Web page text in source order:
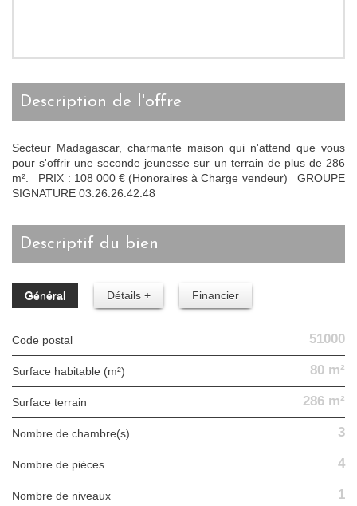
description de l'offre
Secteur Madagascar, charmante maison qui n'attend que vous
pour s'offrir une seconde jeunesse sur un terrain de plus de 286
m². PRIX : 108 000 € (Honoraires à Charge vendeur) GROUPE
SIGNATURE 03.26.26.42.48
descriptif du bien
Général Détails + Financier
Code postal 51000
Surface habitable (m²) 80 m²
surface terrain 286 m²
Nombre de chambre(s) 3
Nombre de pièces 4
Nombre de niveaux 1